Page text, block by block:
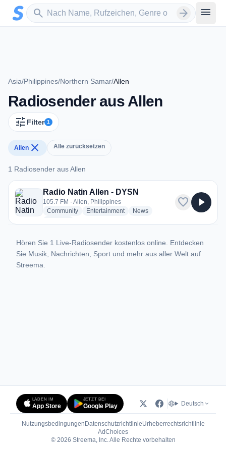
Zum Hauptinhalt springen
search
Sender suchen arrow_forward menu
Asia/Philippines/Northern Samar/Allen
Radiosender aus Allen
tune Filter 1
Allen close Alle zurücksetzen
1 Radiosender aus Allen
1 Radiosender aus Allen
Radio Natin Allen - DYSN
105.7 FM · Allen, Philippines
Communityradio stations
Entertainmentradio stations
Newsradio stations
favorite play_arrow
Hören Sie 1 Live-Radiosender kostenlos online. Entdecken
Sie Musik, Nachrichten, Sport und mehr aus aller Welt auf
Streema.
LADEN IM
App Store
JETZT BEI
Google Play Deutsch
Nutzungsbedingungen DatenschutzrichtlinieUrheberrechtsrichtlinie
AdChoices(öffnet in neuem Tab)
© 2026 Streema, Inc. Alle Rechte vorbehalten